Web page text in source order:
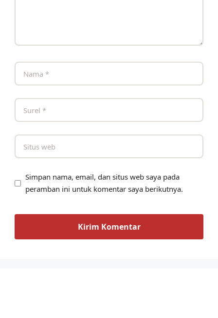
Simpan nama, email, dan situs web saya pada
peramban ini untuk komentar saya berikutnya.